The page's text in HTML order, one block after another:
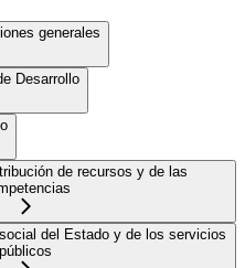
generales
Desarrollo
de recursos y de las
del Estado y de los servicios
públicos